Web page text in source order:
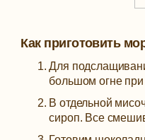
Как приготовить
Для
большом огне
В отдельной
сироп. Все